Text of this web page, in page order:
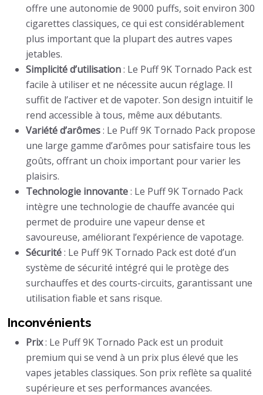
offre une autonomie de 9000 puffs, soit environ 300
cigarettes classiques, ce qui est considérablement
plus important que la plupart des autres vapes
jetables.
Simplicité d’utilisation: Le Puff 9K Tornado Pack est
facile à utiliser et ne nécessite aucun réglage. Il
suffit de l’activer et de vapoter. Son design intuitif le
rend accessible à tous, même aux débutants.
Variété d’arômes: Le Puff 9K Tornado Pack propose
une large gamme d’arômes pour satisfaire tous les
goûts, offrant un choix important pour varier les
plaisirs.
Technologie innovante: Le Puff 9K Tornado Pack
intègre une technologie de chauffe avancée qui
permet de produire une vapeur dense et
savoureuse, améliorant l’expérience de vapotage.
Sécurité: Le Puff 9K Tornado Pack est doté d’un
système de sécurité intégré qui le protège des
surchauffes et des courts-circuits, garantissant une
utilisation fiable et sans risque.
Inconvénients
Prix: Le Puff 9K Tornado Pack est un produit
premium qui se vend à un prix plus élevé que les
vapes jetables classiques. Son prix reflète sa qualité
supérieure et ses performances avancées.